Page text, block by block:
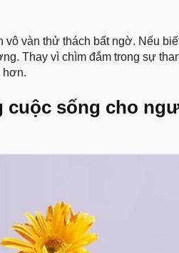
vàn thử thách bất ngờ. Nếu
Thay vì chìm đắm trong sự
hơn.
sống cho